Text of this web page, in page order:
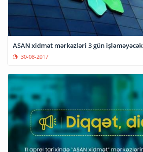
ASAN xidmət mərkəzləri 3 gün işləməyəcək
30-08-2017